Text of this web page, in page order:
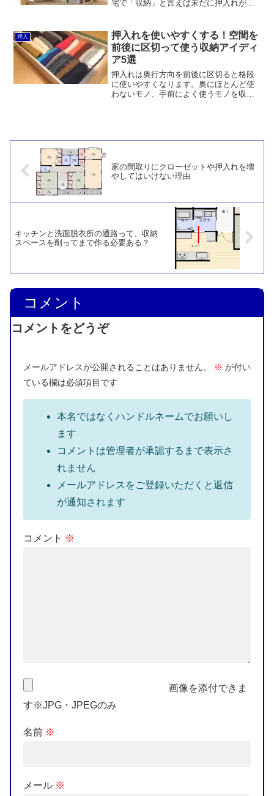
宅で「収納」と言えば未だに押入れが主
ともあり、押入れに襖ではなく洋風の折
れ戸を付けた「なんち...
押入
押入れを使いやすくする！空間を
前後に区切って使う収納アイディ
ア5選
押入れは奥行方向を前後に区切ると格段
に使いやすくなります。奥にほとんど使
わないモノ、手前によく使うモノを収
家の間取りにクローゼットや押入れを増
やしてはいけない理由
キッチンと洗面脱衣所の通路って、収納
スペースを削ってまで作る必要ある？
コメント
コメントをどうぞ
メールアドレスが公開されることはありません。 ※ が付い
ている欄は必須項目です
本名ではなくハンドルネームでお願いし
ます
コメントは管理者が承認するまで表示さ
れません
メールアドレスをご登録いただくと返信
が通知されます
コメント ※
画像を添付できま
す※JPG・JPEGのみ
名前 ※
メール ※